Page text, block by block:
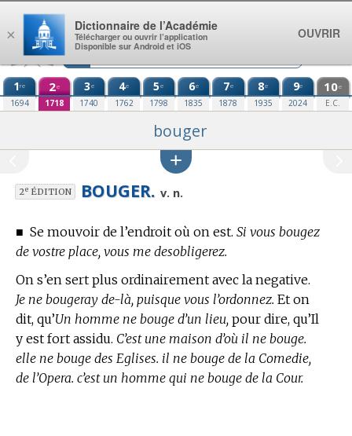
Aller au contenu
1re
1694
2e
1718
3e
1740
4e
1762
5e
1798
6e
1835
7e
1878
8e
1935
9e
2024
10e
E.C.
bouger
2eÉDITION BOUGER. v. n.
■ Se mouvoir de l’endroit où on est. Si vous bougez
de vostre place, vous me desobligerez.
On s’en sert plus ordinairement avec la negative.
Je ne bougeray de-là, puisque vous l’ordonnez. Et on
dit, qu’Un homme ne bouge d’un lieu, pour dire, qu’Il
y est fort assidu. C’est une maison d’où il ne bouge.
elle ne bouge des Eglises. il ne bouge de la Comedie,
de l’Opera. c’est un homme qui ne bouge de la Cour.
×
Dictionnaire de l’Académie
Télécharger ou ouvrir l’application
Disponible sur Android et iOS
OUVRIR